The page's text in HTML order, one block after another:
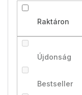
Raktáron
Újdonság
Bestseller